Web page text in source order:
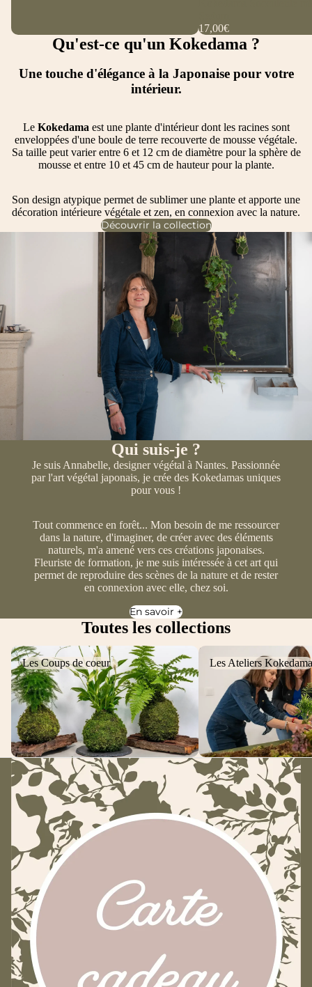
17,00€
Qu'est-ce qu'un Kokedama ?
Une touche d'élégance à la Japonaise pour votre
intérieur.
Le Kokedama est une plante d'intérieur dont les racines sont
enveloppées d'une boule de terre recouverte de mousse végétale.
Sa taille peut varier entre 6 et 12 cm de diamètre pour la sphère de
mousse et entre 10 et 45 cm de hauteur pour la plante.
Son design atypique permet de sublimer une plante et apporte une
décoration intérieure végétale et zen, en connexion avec la nature.
Découvrir la collection
Qui suis-je ?
Je suis Annabelle, designer végétal à Nantes. Passionnée
par l'art végétal japonais, je crée des Kokedamas uniques
pour vous !
Tout commence en forêt... Mon besoin de me ressourcer
dans la nature, d'imaginer, de créer avec des éléments
naturels, m'a amené vers ces créations japonaises.
Fleuriste de formation, je me suis intéressée à cet art qui
permet de reproduire des scènes de la nature et de rester
en connexion avec elle, chez soi.
En savoir +
Toutes les collections
Les Coups de coeur
Les Coups de coeur
Les Ateliers Kokedama
Les Ateliers Kokedama